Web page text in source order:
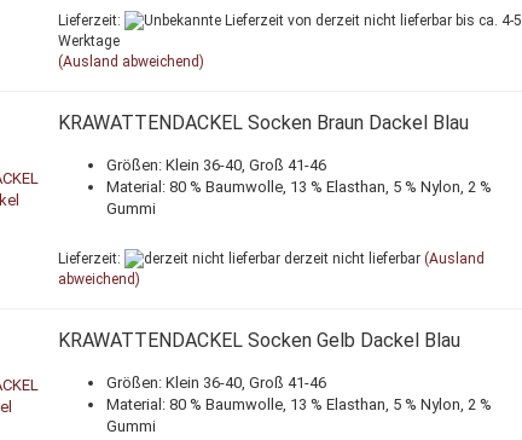
Lieferzeit:
von derzeit nicht lieferbar bis ca. 4-5
Werktage
(Ausland abweichend)
KRAWATTENDACKEL Socken Braun Dackel Blau
Größen: Klein 36-40, Groß 41-46
Material: 80 % Baumwolle, 13 % Elasthan, 5 % Nylon, 2 %
Gummi
Lieferzeit: derzeit nicht lieferbar (Ausland
abweichend)
KRAWATTENDACKEL Socken Gelb Dackel Blau
Größen: Klein 36-40, Groß 41-46
Material: 80 % Baumwolle, 13 % Elasthan, 5 % Nylon, 2 %
Gummi